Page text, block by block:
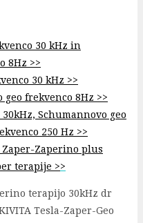
30 kHz in
8Hz >>
30 kHz >>
geo frekvenco 8Hz >>
Schumannovo geo
250 Hz >>
Zaperino plus
terapije >>